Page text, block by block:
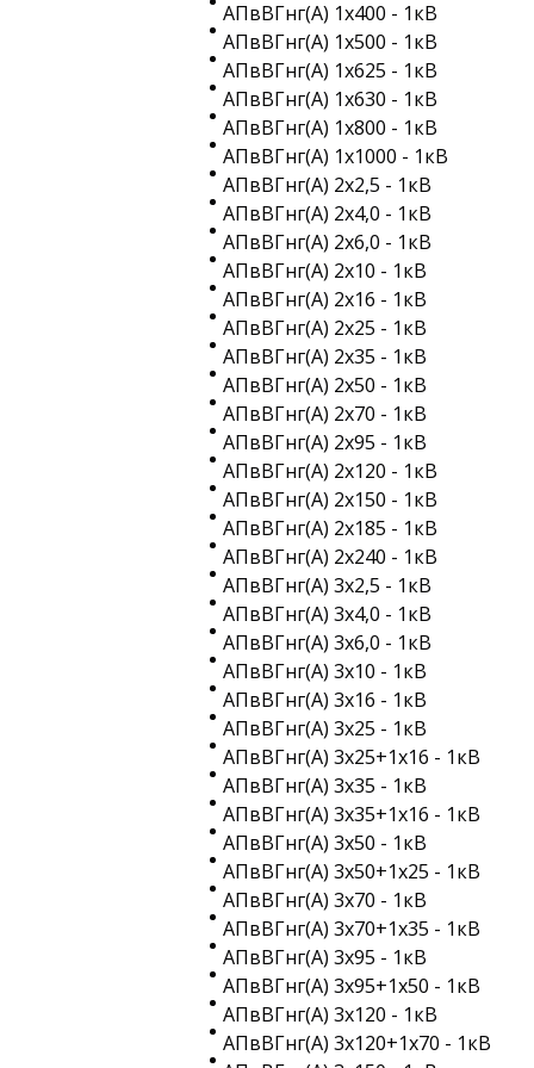
АПвВГнг(A) 1х400 - 1кВ
АПвВГнг(A) 1х500 - 1кВ
АПвВГнг(A) 1х625 - 1кВ
АПвВГнг(A) 1х630 - 1кВ
АПвВГнг(A) 1х800 - 1кВ
АПвВГнг(A) 1х1000 - 1кВ
АПвВГнг(A) 2х2,5 - 1кВ
АПвВГнг(A) 2х4,0 - 1кВ
АПвВГнг(A) 2х6,0 - 1кВ
АПвВГнг(A) 2х10 - 1кВ
АПвВГнг(A) 2х16 - 1кВ
АПвВГнг(A) 2х25 - 1кВ
АПвВГнг(A) 2х35 - 1кВ
АПвВГнг(A) 2х50 - 1кВ
АПвВГнг(A) 2х70 - 1кВ
АПвВГнг(A) 2х95 - 1кВ
АПвВГнг(A) 2х120 - 1кВ
АПвВГнг(A) 2х150 - 1кВ
АПвВГнг(A) 2х185 - 1кВ
АПвВГнг(A) 2х240 - 1кВ
АПвВГнг(A) 3х2,5 - 1кВ
АПвВГнг(A) 3х4,0 - 1кВ
АПвВГнг(A) 3х6,0 - 1кВ
АПвВГнг(A) 3х10 - 1кВ
АПвВГнг(A) 3х16 - 1кВ
АПвВГнг(A) 3х25 - 1кВ
АПвВГнг(A) 3х25+1х16 - 1кВ
АПвВГнг(A) 3х35 - 1кВ
АПвВГнг(A) 3х35+1х16 - 1кВ
АПвВГнг(A) 3х50 - 1кВ
АПвВГнг(A) 3х50+1х25 - 1кВ
АПвВГнг(A) 3х70 - 1кВ
АПвВГнг(A) 3х70+1х35 - 1кВ
АПвВГнг(A) 3х95 - 1кВ
АПвВГнг(A) 3х95+1х50 - 1кВ
АПвВГнг(A) 3х120 - 1кВ
АПвВГнг(A) 3х120+1х70 - 1кВ